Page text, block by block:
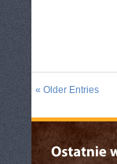
« Older Entries